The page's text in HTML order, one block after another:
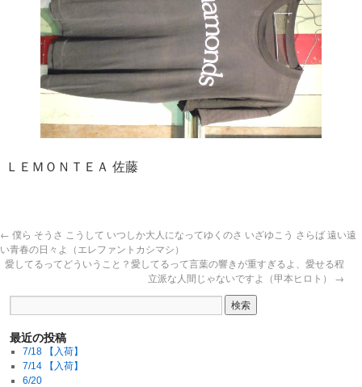
ＬＥＭＯＮＴＥＡ 佐藤
← 僕ら そうさ こうして いつしか大人になってゆくのさ いざゆこう さらば 遠い遠
い青春の日々よ（エレファントカシマシ）
愛してるってどういうこと？愛してるって言葉の響きが重すぎるよ、愛せる程
立派な人間じゃないですよ（甲本ヒロト） →
最近の投稿
7/18 【入荷】
7/14 【入荷】
6/20